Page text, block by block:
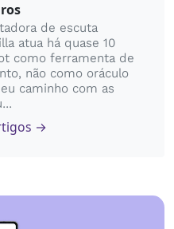
de escuta
atua há quase 10
como ferramenta de
não como oráculo
caminho com as
→